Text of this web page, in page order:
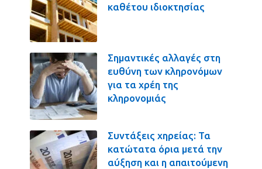
καθέτου ιδιοκτησίας
Σημαντικές αλλαγές στη
ευθύνη των κληρονόμων
για τα χρέη της
κληρονομιάς
Συντάξεις χηρείας: Τα
κατώτατα όρια μετά την
αύξηση και η απαιτούμενη